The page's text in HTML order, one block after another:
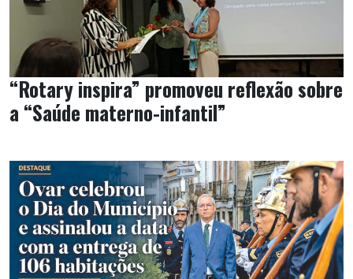
“Rotary inspira” promoveu reflexão sobre
a “Saúde materno-infantil”